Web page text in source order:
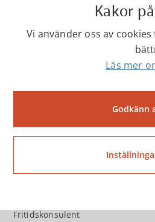
Idrottsplatsvaktmästare
För att nå tjänstgörande
0504-18455
Kontakter
Fritidskonsulent
Kakor
Vi använder oss av
Läs mer
Godkänn